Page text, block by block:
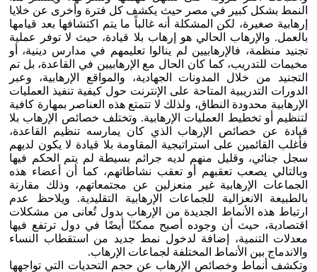
النمط بشكل كبير في مصر حيث يكشف كل فترة وأخرى عن خلايا
إرهابية صغيرة، لكن المشكلة أنه غالباً ما يتم اكتشافها بعد قيامها
بالعمل. والإرهاب الحالي هو إرهاب بلا قيادة، حيث لا توفر عملية
تجنيد منظمة، فالإرهابيين لم ينالوا تعليمهم في مدارس دينية، أو
مخيمات للتدريب، كما كان الحال مع الإرهابيين في القاعدة، بل تم
التجنيد من خلال المدونات الجهادية، والمواقع الإرهابية، وعبر
الدورات التدريبية المتاحة على الإنترنت حول كيفية تنفيذ العمليات
الإرهابية محدودة النطاق، ولذلك لا تتمتع هذه العناصر بمهارة كافية
لتنظيم أو تخطيط العمليات الإرهابية. وتختلف خصائص الإرهاب بلا
قيادة عن خصائص الإرهاب الذي كان يمارسه تنظيم القاعدة،
فأغلب القائمين على استراتيجية المقاومة بلا قيادة لا يكون لديهم
سجل جنائي، وقليل منهم لديه جرائم بسيطة لم يتم الحكم فيها
وبالتالي يصعب تعقبهم أو تعقب نشاطاتهم، كما أن أعضاء هذه
الجماعات الإرهابية غير منعزلين عن مجتمعاتهم، وذلك مقارنة
بالطبيعة الانعزالية للجماعات الإرهابية التقليدية. ويلاحظ عدم
ارتباط هذه الأنماط الجديدة من الإرهاب بدول تُعانى من مشكلات
اقتصادية، حيث أن وجوده أصبح ممكنًا أيضًا في دول ترتفع فيها
معدلات التنمية، إضافة لدخول نمط جديد من استقطاب النساء
والاندماج بين الأنماط المختلفة لجماعات الإرهاب.
وتكشف أنماط وخصائص الإرهاب عن حجم التحديات التي تواجهها